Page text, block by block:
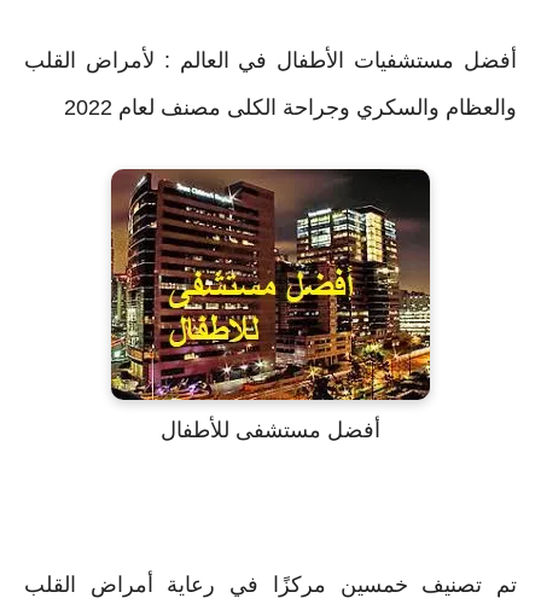
أفضل مستشفيات الأطفال في العالم : لأمراض القلب
والعظام والسكري وجراحة الكلى مصنف لعام 2022
أفضل مستشفى للأطفال
تم تصنيف خمسين مركزًا في رعاية أمراض القلب